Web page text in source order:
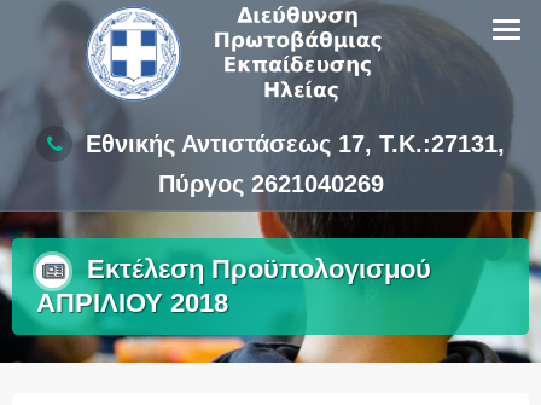
Εθνικής Αντιστάσεως 17, Τ.Κ.:27131,
Πύργος 2621040269
Εκτέλεση Προϋπολογισμού
ΑΠΡΙΛΙΟΥ 2018